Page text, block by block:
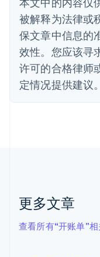
被解释为法律或
保文章中信息的
效性。您应该寻
许可的合格律师
定情况提供建议。
更多文章
查看所有“开账单”
丹麦
English
德国
DeutschEnglish
法国
FrançaisEnglish
芬兰
拉脱维亚
立陶宛